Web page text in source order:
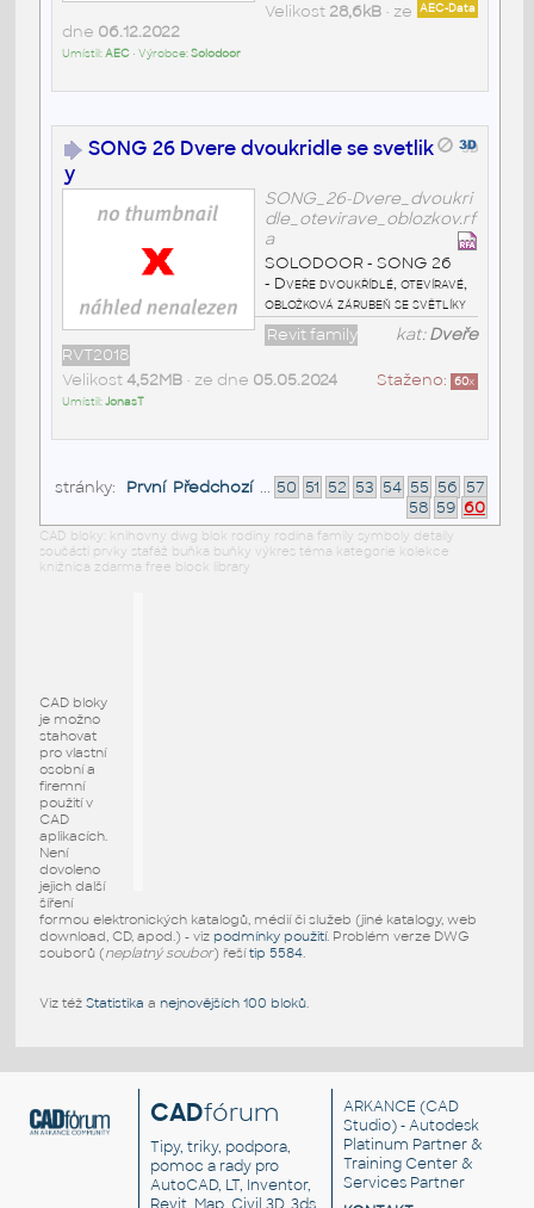
AEC-Data
Velikost 28,6kB• ze
dne 06.12.2022
Umístil:AEC• Výrobce:Solodoor
SONG 26 Dvere dvoukridle se svetlik
y
SONG_26-Dvere_dvoukri
dle_otevirave_oblozkov.rf
a
SOLODOOR - SONG 26
- Dveře dvoukřídlé, otevíravé,
obložková zárubeň se světlíky
kat:Dveře
Revit family
RVT2018
Staženo: 60x
Velikost 4,52MB• ze dne 05.05.2024
Umístil:JonasT
stránky: První Předchozí... 50 51 52 53 54 55 56 57
58 59 60
CAD bloky: knihovny dwg blok rodiny rodina family symboly detaily
součásti prvky stafáž buňka buňky výkres téma kategorie kolekce
knižnica zdarma free block library
CAD bloky
je možno
stahovat
pro vlastní
osobní a
firemní
použití v
CAD
aplikacích.
Není
dovoleno
jejich další
šíření
formou elektronických katalogů, médií či služeb (jiné katalogy, web
download, CD, apod.) - viz podmínky použití. Problém verze DWG
souborů (neplatný soubor) řešítip 5584.
Viz též Statistika a nejnovějších 100 bloků.
CADfórum
Tipy, triky, podpora,
pomoc a rady pro
AutoCAD, LT, Inventor,
Revit, Map, Civil 3D, 3ds
ARKANCE (CAD
Studio) - Autodesk
Platinum Partner &
Training Center &
Services Partner